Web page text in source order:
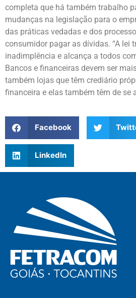
completa que há também trabalho
mudanças na legislação para o
das práticas vedadas e dos
consumidor pagar as dívidas. “A lei
inadimplência e alcança a todos
Bancos e financeiras devem ser
também lojas que têm crediário
financeira e elas também têm de se
Facebook
LinkedIn